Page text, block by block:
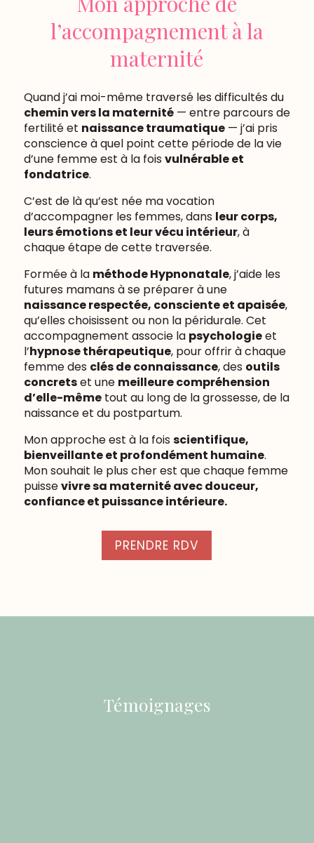
l’accompagnement à la
maternité
Quand j’ai moi-même traversé les difficultés du
chemin vers la maternité— entre parcours de
fertilité et naissance traumatique— j’ai pris
conscience à quel point cette période de la vie
d’une femme est à la foisvulnérable et
fondatrice.
C’est de là qu’est née ma vocation
d’accompagner les femmes, dans leur corps,
leurs émotions et leur vécu intérieur, à
chaque étape de cette traversée.
Formée à la méthode Hypnonatale, j’aide les
futures mamans à se préparer à une
naissance respectée, consciente et apaisée,
qu’elles choisissent ou non la péridurale. Cet
accompagnement associe la psychologieet
l’hypnose thérapeutique, pour offrir à chaque
femme des clés de connaissance, des outils
concretset une meilleure compréhension
d’elle-mêmetout au long de la grossesse, de la
naissance et du postpartum.
Mon approche est à la foisscientifique,
bienveillante et profondément humaine.
Mon souhait le plus cher est que chaque femme
puissevivre sa maternité avec douceur,
confiance et puissance intérieure.
PRENDRE RDV
Témoignages